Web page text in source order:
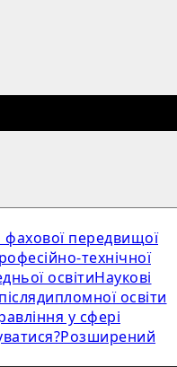
фахової передвищої
технічної
освітиНаукові
освіти
у сфері
Розширений